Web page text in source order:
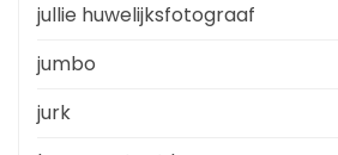
jullie huwelijksfotograaf
jumbo
jurk